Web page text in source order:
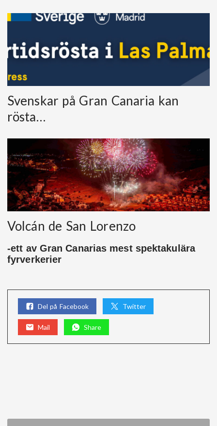
Svenskar på Gran Canaria kan
rösta…
Volcán de San Lorenzo
-ett av Gran Canarias mest spektakulära
fyrverkerier
Del på Facebook Twitter
Mail Share